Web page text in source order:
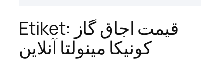
Etiket: قیمت اجاق گاز
کونیکا مینولتا آنلاین